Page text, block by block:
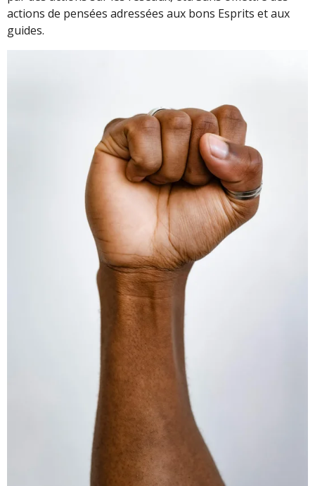
actions de pensées adressées aux bons Esprits et aux
guides.